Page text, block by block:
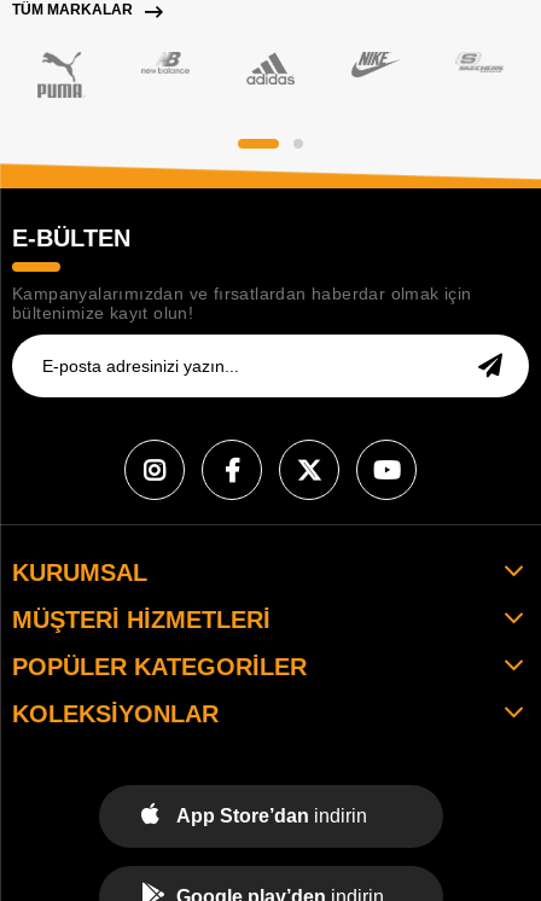
TÜM MARKALAR
E-BÜLTEN
Kampanyalarımızdan ve fırsatlardan haberdar olmak için
bültenimize kayıt olun!
KURUMSAL
MÜŞTERI HIZMETLERI
POPÜLER KATEGORILER
KOLEKSIYONLAR
App Store’dan indirin
Google play’den indirin